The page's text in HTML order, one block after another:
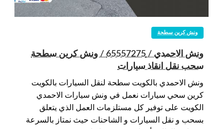
ونش كرين سطحة
ونش الاحمدي / 65557275 / ونش كرين سطحة
سحب نقل انقاذ سيارات
ونش الاحمدي بالكويت سطحة لنقل السيارات بالكويت
كرين سحي سيارات نعمل في ونش سيارات الاحمدي
الكويت على توفير كل مستلزمات العمل الذي يتعلق
بسحب و نقل السيارات و الشاحنات حيث نمتاز بالسرعة